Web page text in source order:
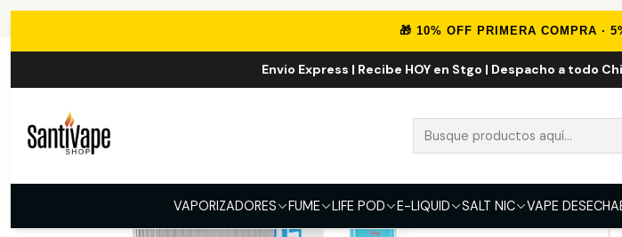
🎁 10% OFF PRIMERA COMPRA ·
Envio Express | Recibe HOY en Stgo | Despacho a todo
VAPORIZADORES FUME LIFE POD E-LIQUID SALT NIC VAPE